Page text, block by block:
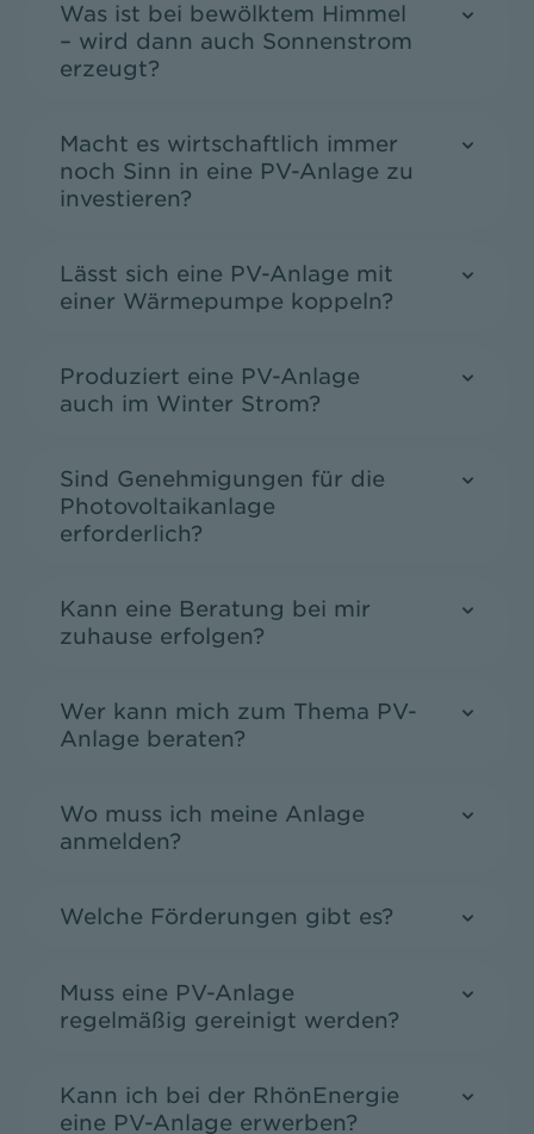
Was ist bei bewölktem Himmel
– wird dann auch Sonnenstrom
erzeugt?
Macht es wirtschaftlich immer
noch Sinn in eine PV-Anlage zu
investieren?
Lässt sich eine PV-Anlage mit
einer Wärmepumpe koppeln?
Produziert eine PV-Anlage
auch im Winter Strom?
Sind Genehmigungen für die
Photovoltaikanlage
erforderlich?
Kann eine Beratung bei mir
zuhause erfolgen?
Wer kann mich zum Thema PV-
Anlage beraten?
Wo muss ich meine Anlage
anmelden?
Welche Förderungen gibt es?
Muss eine PV-Anlage
regelmäßig gereinigt werden?
Kann ich bei der RhönEnergie
eine PV-Anlage erwerben?